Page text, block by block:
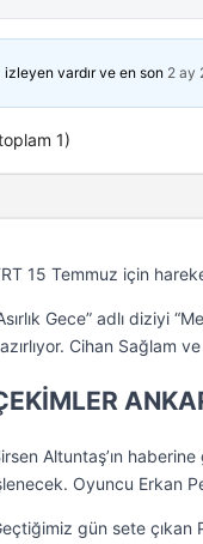
izleyen vardır ve en son 2 ay
1)
15 Temmuz için
Gece” adlı diziyi
Cihan Sağlam
Altuntaş’ın
Oyuncu Erkan
gün sete çıkan